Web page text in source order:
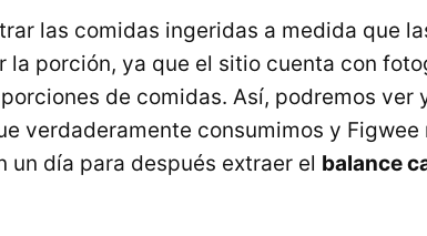
las comidas ingeridas a medida que
la porción, ya que el sitio cuenta con
de comidas. Así, podremos ver
verdaderamente consumimos y Figwee
un día para después extraer el balance